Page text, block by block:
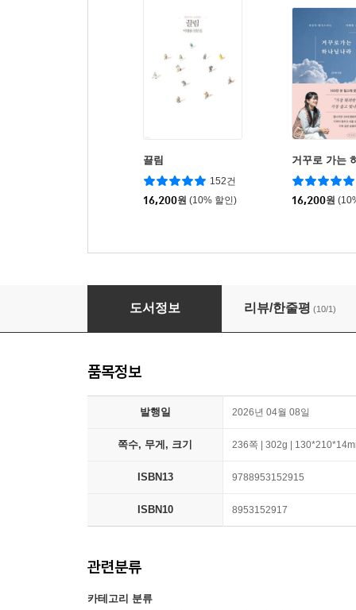
끌림
152건
16,200원 (10% 할인)
거꾸로 가는
16,200원
영혼은 고요함을 좋아한다
도서정보 리뷰/한줄평 (10/1)
품목정보
발행일 2026년 04월 08일
쪽수, 무게, 크기 236쪽 | 302g |
ISBN13 9788953152915
ISBN10 8953152917
관련분류
카테고리 분류